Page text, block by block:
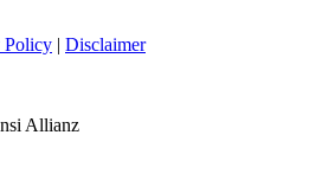
Policy | Disclaimer
Allianz